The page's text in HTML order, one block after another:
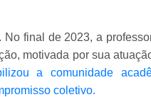
final de 2023, a
motivada por sua
a comunidade
coletivo.